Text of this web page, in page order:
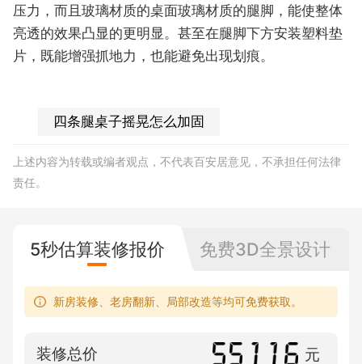
压力，而且玻璃材质的桌面玻璃材质的腿脚，能使整体
亮透的效果凸显的更明显。甚至在腿脚下方安装塑料垫
片，既能增强抓地力，也能避免出现划痕。
四条腿桌子摇晃怎么加固
上述内容为转载或编者观点，不代表百安居意见，不承担任何法律
责任。
5秒估算装修报价 免费3D全景设计
新房装修、老房翻新、局部改造等均可免费获取。
装修总价 元